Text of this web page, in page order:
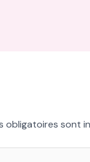
obligatoires sont